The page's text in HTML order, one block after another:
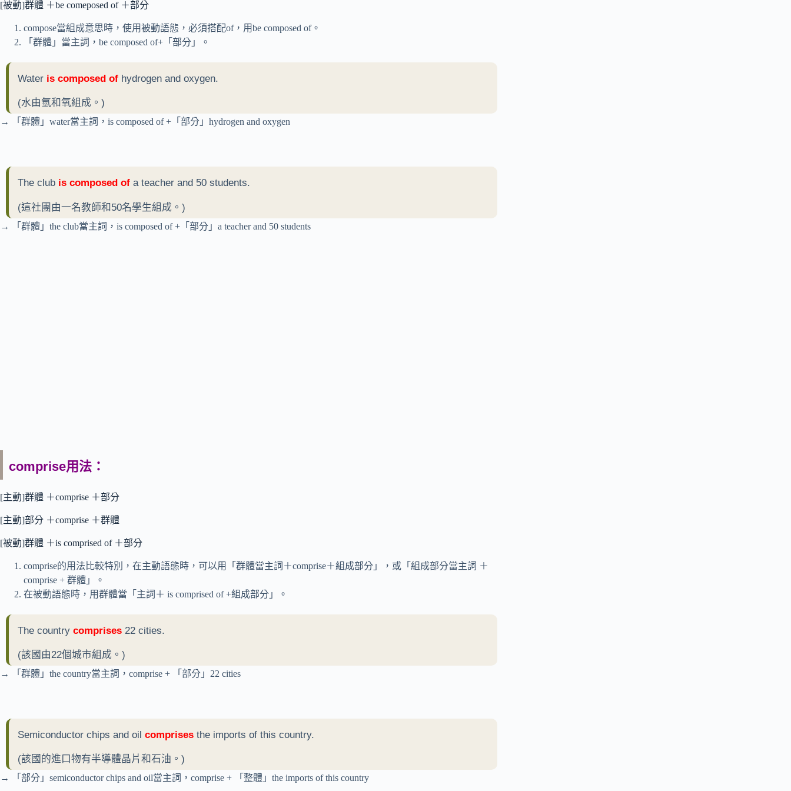
[被動]群體 ＋be comeposed of ＋部分
compose當組成意思時，使用被動語態，必須搭配of，用be composed of。
「群體」當主詞，be composed of+「部分」。
Water is composed of hydrogen and oxygen.
(水由氫和氧組成。)
→ 「群體」water當主詞，is composed of +「部分」hydrogen and oxygen
The club is composed of a teacher and 50 students.
(這社團由一名教師和50名學生組成。)
→ 「群體」the club當主詞，is composed of +「部分」a teacher and 50 students
comprise用法：
[主動]群體 ＋comprise ＋部分
[主動]部分 ＋comprise ＋群體
[被動]群體 ＋is comprised of ＋部分
comprise的用法比較特別，在主動語態時，可以用「群體當主詞＋comprise＋組成部分」，或「組成部分當主詞 ＋
comprise + 群體」。
在被動語態時，用群體當「主詞＋ is comprised of +組成部分」。
The country comprises 22 cities.
(該國由22個城市組成。)
→ 「群體」the country當主詞，comprise + 「部分」22 cities
Semiconductor chips and oil comprises the imports of this country.
(該國的進口物有半導體晶片和石油。)
→ 「部分」semiconductor chips and oil當主詞，comprise + 「整體」the imports of this country